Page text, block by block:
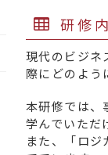
研修
現代のビジネ
際にどのよう
本研修では、
学んでいただ
また、「ロ